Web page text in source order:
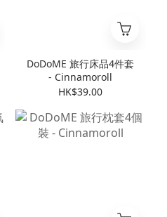
DoDoME 旅行床品4件套
- Cinnamoroll
HK$39.00